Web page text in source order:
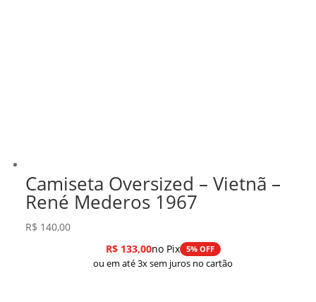
Camiseta Oversized – Vietnã –
René Mederos 1967
R$ 140,00
R$133,00no Pix 5% OFF
ou em até 3x sem juros no cartão